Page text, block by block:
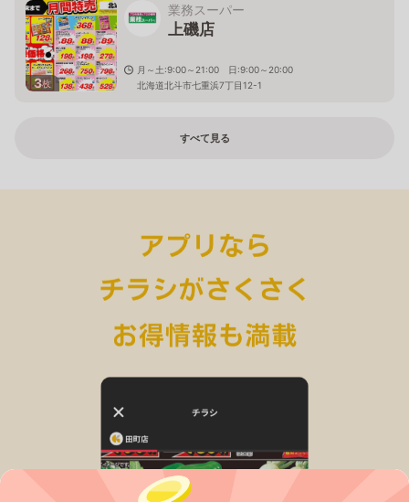
3枚
業務スーパー
上磯店
月～土:9:00～21:00 日:9:00～20:00
北海道北斗市七重浜7丁目12-1
すべて見る